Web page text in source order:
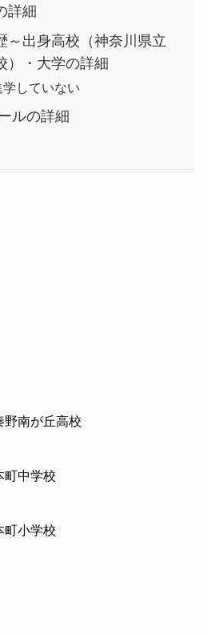
詳細
～出身高校（神奈川県立
）・大学の詳細
していない
ルの詳細
野南が丘高校
町中学校
町小学校